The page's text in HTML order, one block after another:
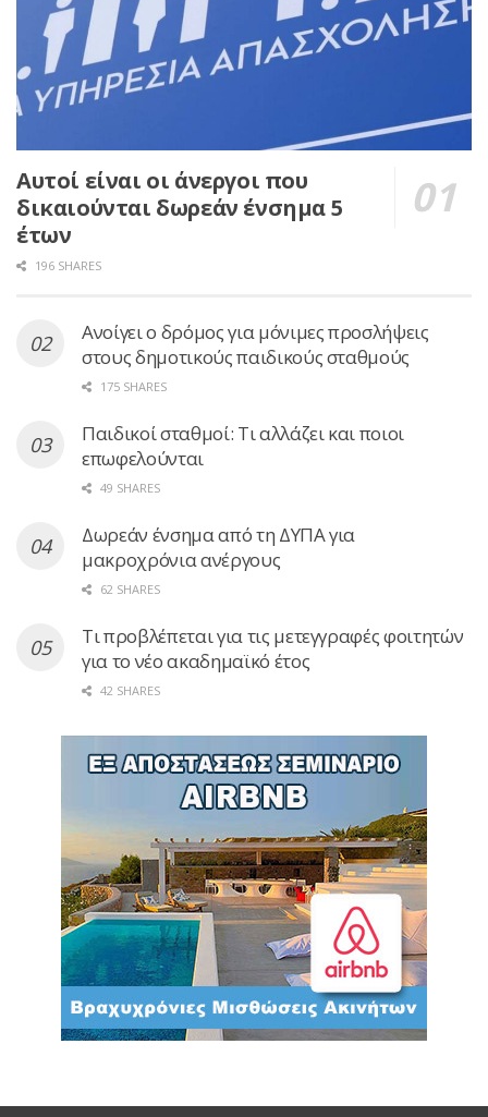
Αυτοί είναι οι άνεργοι που
δικαιούνται δωρεάν ένσημα 5
έτων
196 SHARES
Ανοίγει ο δρόμος για μόνιμες προσλήψεις
στους δημοτικούς παιδικούς σταθμούς
175 SHARES
Παιδικοί σταθμοί: Τι αλλάζει και ποιοι
επωφελούνται
49 SHARES
Δωρεάν ένσημα από τη ΔΥΠΑ για
μακροχρόνια ανέργους
62 SHARES
Τι προβλέπεται για τις μετεγγραφές φοιτητών
για το νέο ακαδημαϊκό έτος
42 SHARES